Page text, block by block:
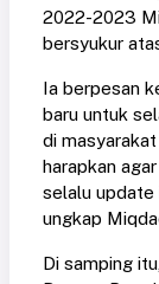
2022-2023
bersyukur
Ia berpesan
baru untuk
di
harapkan
selalu update
ungkap
Di samping